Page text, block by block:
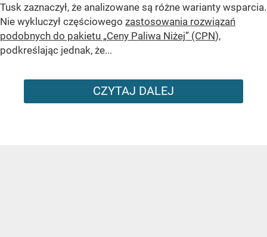
Tusk zaznaczył, że analizowane są różne warianty wsparcia.
Nie wykluczył częściowego zastosowania rozwiązań
podobnych do pakietu „Ceny Paliwa Niżej” (CPN),
podkreślając jednak, że...
CZYTAJ DALEJ